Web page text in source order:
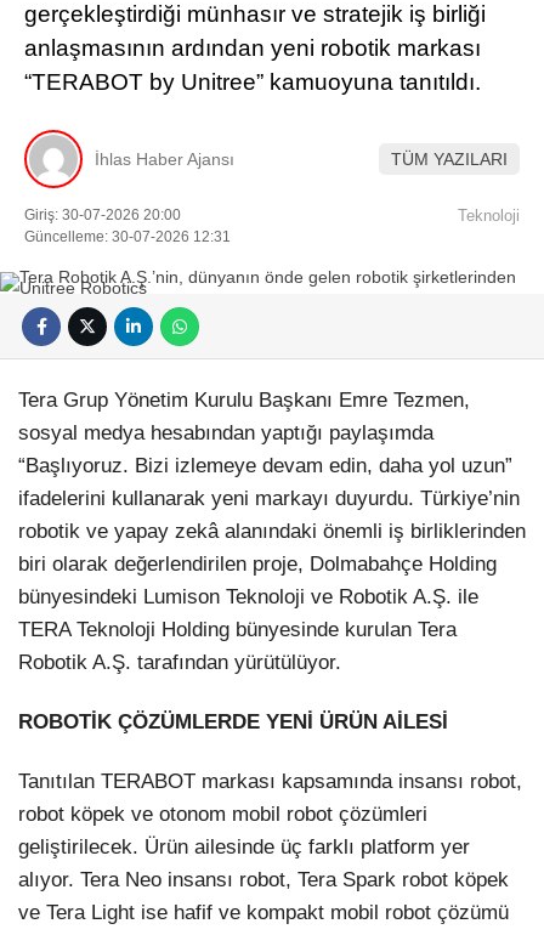
gerçekleştirdiği münhasır ve stratejik iş birliği
anlaşmasının ardından yeni robotik markası
“TERABOT by Unitree” kamuoyuna tanıtıldı.
İhlas Haber Ajansı TÜM YAZILARI
Giriş: 30-07-2026 20:00
Güncelleme: 30-07-2026 12:31
Teknoloji
Tera Grup Yönetim Kurulu Başkanı Emre Tezmen,
sosyal medya hesabından yaptığı paylaşımda
“Başlıyoruz. Bizi izlemeye devam edin, daha yol uzun”
ifadelerini kullanarak yeni markayı duyurdu. Türkiye’nin
robotik ve yapay zekâ alanındaki önemli iş birliklerinden
biri olarak değerlendirilen proje, Dolmabahçe Holding
bünyesindeki Lumison Teknoloji ve Robotik A.Ş. ile
TERA Teknoloji Holding bünyesinde kurulan Tera
Robotik A.Ş. tarafından yürütülüyor.
ROBOTİK ÇÖZÜMLERDE YENİ ÜRÜN AİLESİ
Tanıtılan TERABOT markası kapsamında insansı robot,
robot köpek ve otonom mobil robot çözümleri
geliştirilecek. Ürün ailesinde üç farklı platform yer
alıyor. Tera Neo insansı robot, Tera Spark robot köpek
ve Tera Light ise hafif ve kompakt mobil robot çözümü